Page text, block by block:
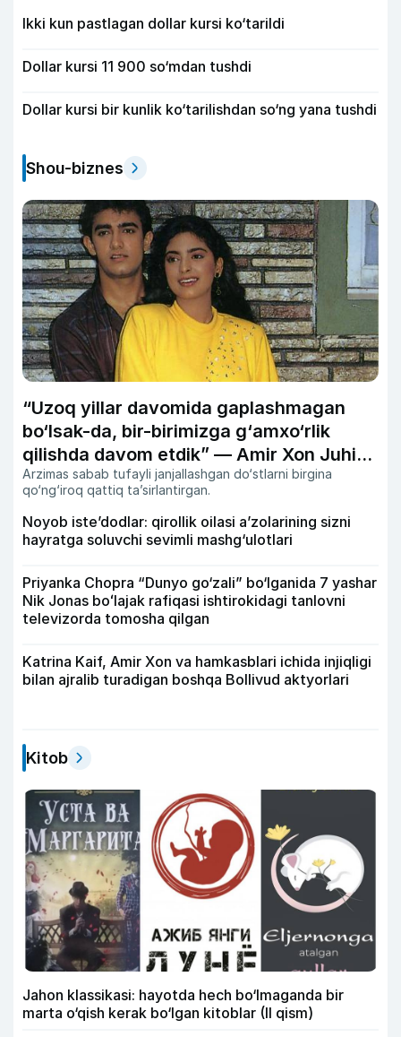
Ikki kun pastlagan dollar kursi ko‘tarildi
Dollar kursi 11 900 so‘mdan tushdi
Dollar kursi bir kunlik ko‘tarilishdan so‘ng yana tushdi
Shou-biznes
“Uzoq yillar davomida gaplashmagan
bo‘lsak-da, bir-birimizga g‘amxo‘rlik
qilishda davom etdik” — Amir Xon Juhi
Chavla bilan do‘stligi haqida
Arzimas sabab tufayli janjallashgan do‘stlarni birgina
qo‘ng‘iroq qattiq ta’sirlantirgan.
Noyob iste’dodlar: qirollik oilasi a’zolarining sizni
hayratga soluvchi sevimli mashg‘ulotlari
Priyanka Chopra “Dunyo go‘zali” bo‘lganida 7 yashar
Nik Jonas boʻlajak rafiqasi ishtirokidagi tanlovni
televizorda tomosha qilgan
Katrina Kaif, Amir Xon va hamkasblari ichida injiqligi
bilan ajralib turadigan boshqa Bollivud aktyorlari
Kitob
Jahon klassikasi: hayotda hech bo‘lmaganda bir
marta o‘qish kerak bo‘lgan kitoblar (II qism)